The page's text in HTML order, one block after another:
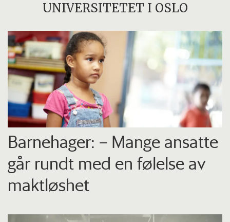
UNIVERSITETET I OSLO
Barnehager: – Mange ansatte
går rundt med en følelse av
maktløshet